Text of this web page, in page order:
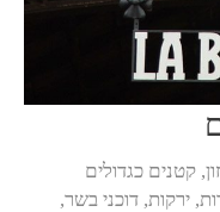
קטנים כגדולים
ירקות, דוכני בשר,